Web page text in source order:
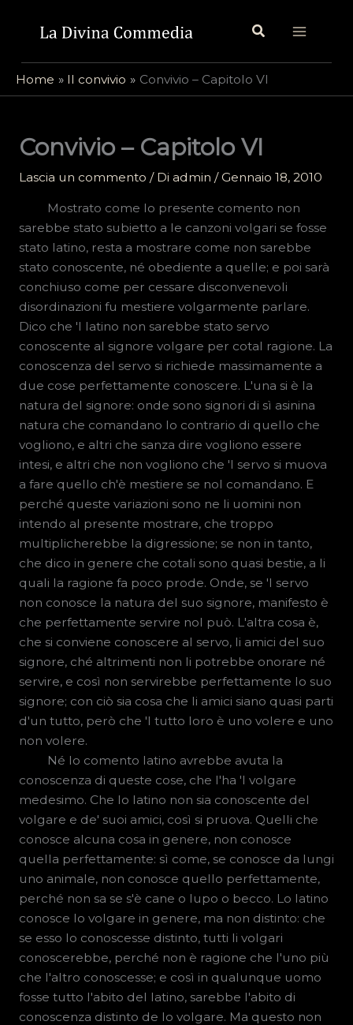
Cerca
Home Il convivio Convivio – Capitolo VI
Convivio – Capitolo VI
Lascia un commento / Di admin /Gennaio 18, 2010
Mostrato come lo presente comento non
sarebbe stato subietto a le canzoni volgari se fosse
stato latino, resta a mostrare come non sarebbe
stato conoscente, né obediente a quelle; e poi sarà
conchiuso come per cessare disconvenevoli
disordinazioni fu mestiere volgarmente parlare.
Dico che 'l latino non sarebbe stato servo
conoscente al signore volgare per cotal ragione. La
conoscenza del servo si richiede massimamente a
due cose perfettamente conoscere. L'una si è la
natura del signore: onde sono signori di sì asinina
natura che comandano lo contrario di quello che
vogliono, e altri che sanza dire vogliono essere
intesi, e altri che non vogliono che 'l servo si muova
a fare quello ch'è mestiere se nol comandano. E
perché queste variazioni sono ne li uomini non
intendo al presente mostrare, che troppo
multiplicherebbe la digressione; se non in tanto,
che dico in genere che cotali sono quasi bestie, a li
quali la ragione fa poco prode. Onde, se 'l servo
non conosce la natura del suo signore, manifesto è
che perfettamente servire nol può. L'altra cosa è,
che si conviene conoscere al servo, li amici del suo
signore, ché altrimenti non li potrebbe onorare né
servire, e così non servirebbe perfettamente lo suo
signore; con ciò sia cosa che li amici siano quasi parti
d'un tutto, però che 'l tutto loro è uno volere e uno
non volere.
Né lo comento latino avrebbe avuta la
conoscenza di queste cose, che l'ha 'l volgare
medesimo. Che lo latino non sia conoscente del
volgare e de' suoi amici, così si pruova. Quelli che
conosce alcuna cosa in genere, non conosce
quella perfettamente: sì come, se conosce da lungi
uno animale, non conosce quello perfettamente,
perché non sa se s'è cane o lupo o becco. Lo latino
conosce lo volgare in genere, ma non distinto: che
se esso lo conoscesse distinto, tutti li volgari
conoscerebbe, perché non è ragione che l'uno più
che l'altro conoscesse; e così in qualunque uomo
fosse tutto l'abito del latino, sarebbe l'abito di
conoscenza distinto de lo volgare. Ma questo non